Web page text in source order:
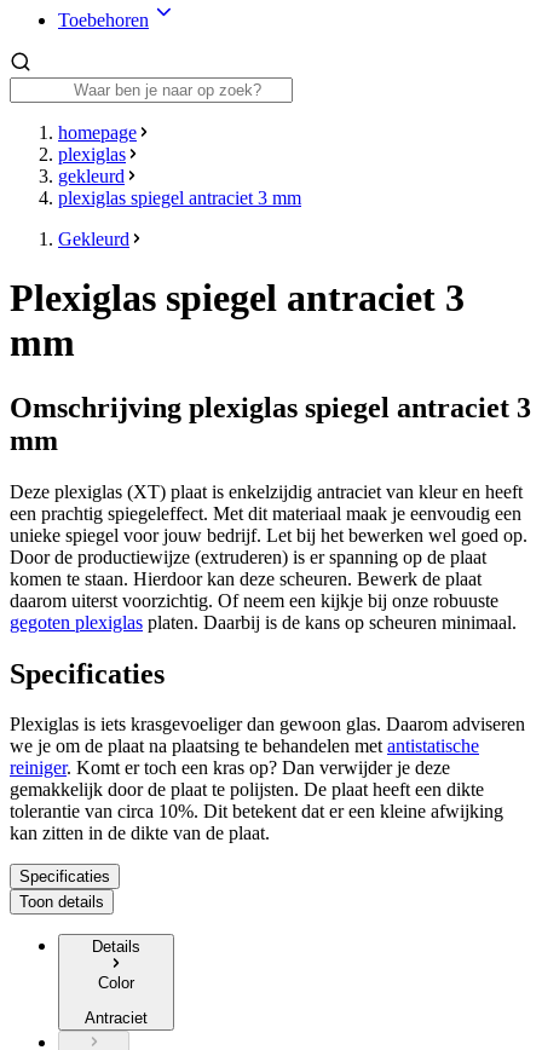
Toebehoren
homepage
plexiglas
gekleurd
plexiglas spiegel antraciet 3 mm
Gekleurd
Plexiglas spiegel antraciet 3
mm
Omschrijving plexiglas spiegel antraciet 3
mm
Deze plexiglas (XT) plaat is enkelzijdig antraciet van kleur en heeft
een prachtig spiegeleffect. Met dit materiaal maak je eenvoudig een
unieke spiegel voor jouw bedrijf. Let bij het bewerken wel goed op.
Door de productiewijze (extruderen) is er spanning op de plaat
komen te staan. Hierdoor kan deze scheuren. Bewerk de plaat
daarom uiterst voorzichtig. Of neem een kijkje bij onze robuuste
gegoten plexiglas platen. Daarbij is de kans op scheuren minimaal.
Specificaties
Plexiglas is iets krasgevoeliger dan gewoon glas. Daarom adviseren
we je om de plaat na plaatsing te behandelen metantistatische
reiniger. Komt er toch een kras op? Dan verwijder je deze
gemakkelijk door de plaat te polijsten. De plaat heeft een dikte
tolerantie van circa 10%. Dit betekent dat er een kleine afwijking
kan zitten in de dikte van de plaat.
Specificaties
Toon details
Details
Color
Antraciet